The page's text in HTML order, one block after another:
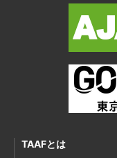
TAAFとは